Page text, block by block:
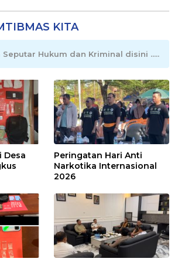
KITA
Hukum dan Kriminal disini .....
Desa
Peringatan Hari Anti
Narkotika Internasional
2026